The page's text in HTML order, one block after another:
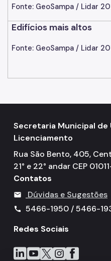
Fonte: GeoSampa / Lidar
Edifícios mais altos
Fonte: GeoSampa / Lidar
Secretaria Municipal de
Licenciamento
Rua São Bento, 405,
21° e 22° andar CEP
Contatos
mail Dúvidas e Sugestões
call
5466-1950 / 5466-
Redes Sociais
Icone do LinkedIn
Icone do YouTube
Icone do X
Icone doIcone do